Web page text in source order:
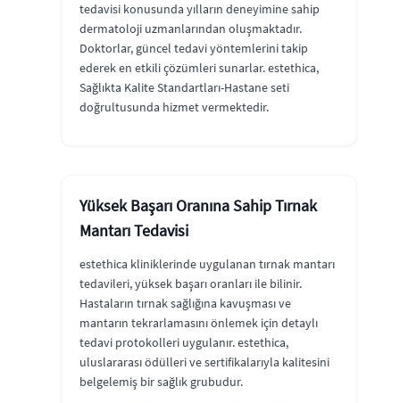
tedavisi konusunda yılların deneyimine sahip
dermatoloji uzmanlarından oluşmaktadır.
Doktorlar, güncel tedavi yöntemlerini takip
ederek en etkili çözümleri sunarlar. estethica,
Sağlıkta Kalite Standartları-Hastane seti
doğrultusunda hizmet vermektedir.
Yüksek Başarı Oranına Sahip Tırnak
Mantarı Tedavisi
estethica kliniklerinde uygulanan tırnak mantarı
tedavileri, yüksek başarı oranları ile bilinir.
Hastaların tırnak sağlığına kavuşması ve
mantarın tekrarlamasını önlemek için detaylı
tedavi protokolleri uygulanır. estethica,
uluslararası ödülleri ve sertifikalarıyla kalitesini
belgelemiş bir sağlık grubudur.